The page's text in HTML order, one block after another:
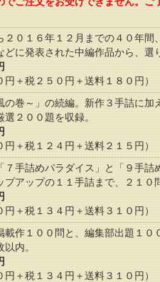
２０１６年１２月までの４０年
どに発表された中編作品から、選
＋税２５０円＋送料１８０円）
の巻～」の続編。新作３手詰に加
選２００題を収録。
＋税１２４円＋送料２１５円）
７手詰めパラダイス」と「９手詰
アップの１１手詰まで、２１０
＋税１３４円＋送料３１０円）
載作１００問と、編集部出題１０
内。
＋税１３４円＋送料３１０円）